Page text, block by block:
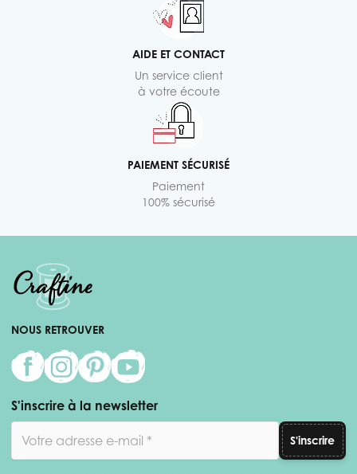
AIDE ET CONTACT
Un service client
à votre écoute
PAIEMENT SÉCURISÉ
Paiement
100% sécurisé
NOUS RETROUVER
S'inscrire à la newsletter
S'inscrire